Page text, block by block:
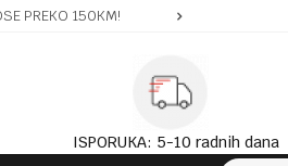
PREKO 150KM!
ISPORUKA: 5-10 radnih dana